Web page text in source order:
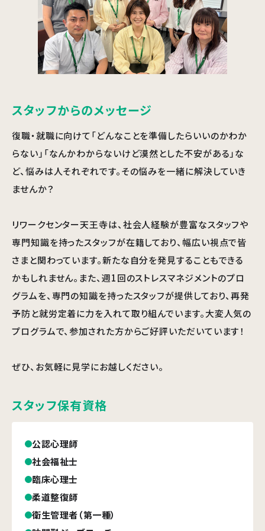
スタッフからのメッセージ
復職・就職に向けて「どんなことを準備したらいいのかわか
らない」「なんかわからないけど漠然とした不安がある」な
ど、悩みは人それぞれです。その悩みを一緒に解決していき
ませんか？
リワークセンター天王寺は、社会人経験が豊富なスタッフや
専門知識を持ったスタッフが在籍しており、幅広い視点で皆
さまと関わっています。新たな自分を発見することもできる
かもしれません。また、週1回のストレスマネジメントのプロ
グラムを、専門の知識を持ったスタッフが提供しており、再発
予防と就労定着に力を入れて取り組んでいます。大変人気の
プログラムで、参加された方からご好評いただいています！
ぜひ、お気軽に見学にお越しください。
スタッフ保有資格
公認心理師
社会福祉士
臨床心理士
柔道整復師
衛生管理者（第一種）